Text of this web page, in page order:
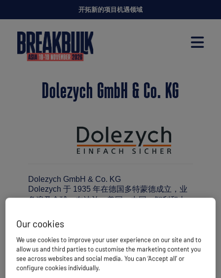
开拓新的项目机遇领域
Dolezych GmbH & Co. KG
Dolezych GmbH & Co. KG
Dolezych 于 1935 年在德国多特蒙德成立，业
务遍及全球，在波兰、美国、中国、智利和土
这家家族企业目前由第二代和第三代传人乌多·
（Tim Dolezych）共同领导。
作为绳索、起重、吊装和货物捆扎技术领域的
领先制造商，Dolezych 致力于提供安全、便捷
Our cookies
We use cookies to improve your user experience on our site and to
allow us and third parties to customise the marketing content you
see across websites and social media. You can ‘Accept all’ or
configure cookies individually.